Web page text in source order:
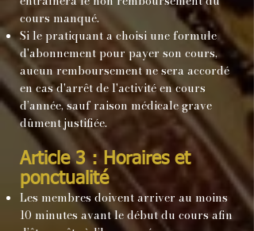
cours manqué.
Si le pratiquant a choisi une formule
d'abonnement pour payer son cours,
aucun remboursement ne sera accordé
en cas d'arrêt de l'activité en cours
d’année, sauf raison médicale grave
dûment justifiée.
Article 3 : Horaires et
ponctualité
Les membres doivent arriver au moins
10 minutes avant le début du cours afin